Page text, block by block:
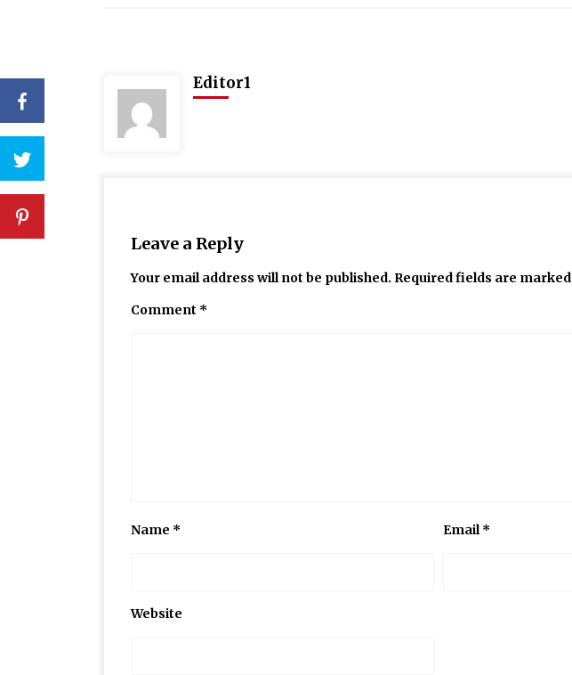
Editor1
Leave a Reply
Your email address will not be published. Required fields are marked
Comment *
Name * Email*
Website